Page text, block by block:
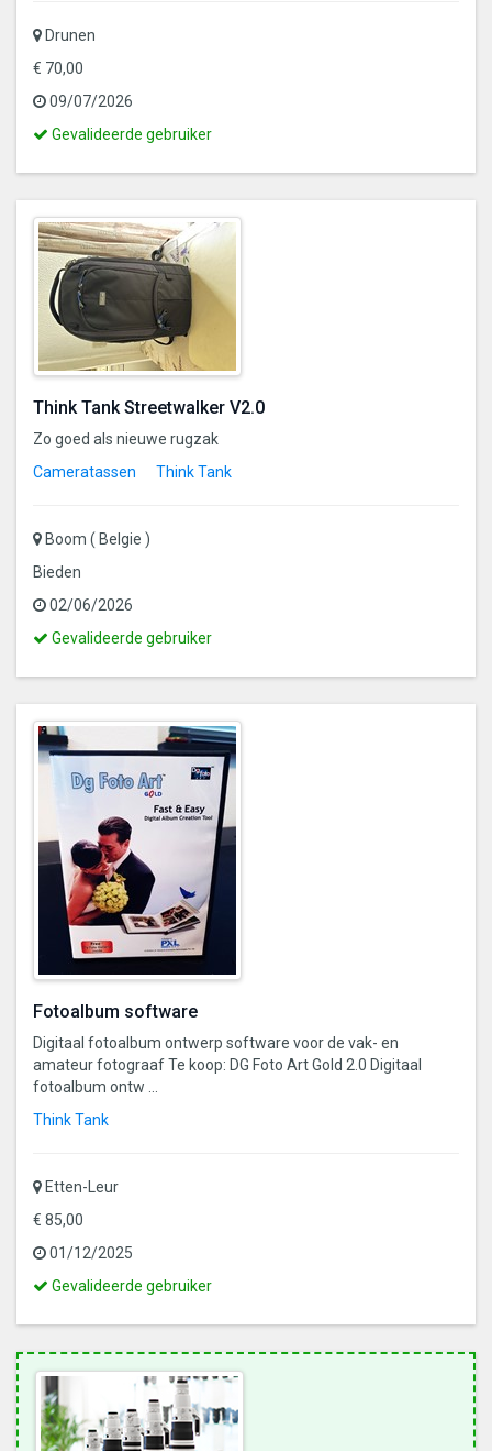
Drunen
€ 70,00
09/07/2026
Dit
een
gevalideerde
gebruiker
Gevalideerde gebruiker
Think Tank Streetwalker V2.0
Zo goed als nieuwe rugzak
Cameratassen
Think Tank
Boom ( Belgie )
Bieden
02/06/2026
Dit
een
gevalideerde
gebruiker
Gevalideerde gebruiker
Fotoalbum software
Digitaal fotoalbum ontwerp software voor de vak- en
amateur fotograaf Te koop: DG Foto Art Gold 2.0 Digitaal
fotoalbum ontw ...
Think Tank
Etten-Leur
€ 85,00
01/12/2025
Dit
een
gevalideerde
gebruiker
Gevalideerde gebruiker